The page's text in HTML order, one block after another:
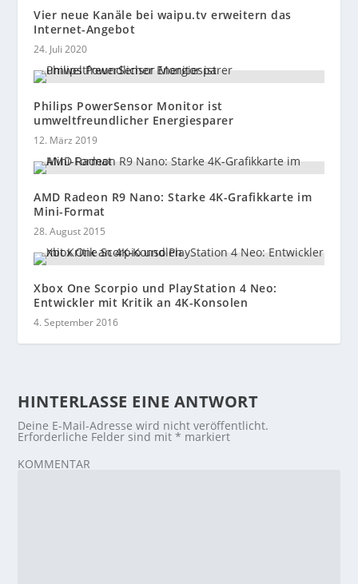
Vier neue Kanäle bei waipu.tv erweitern das
Internet-Angebot
24. Juli 2020
Philips PowerSensor Monitor ist
umweltfreundlicher Energiesparer
12. März 2019
AMD Radeon R9 Nano: Starke 4K-Grafikkarte im
Mini-Format
28. August 2015
Xbox One Scorpio und PlayStation 4 Neo:
Entwickler mit Kritik an 4K-Konsolen
4. September 2016
HINTERLASSE EINE ANTWORT
Deine E-Mail-Adresse wird nicht veröffentlicht.
Erforderliche Felder sind mit* markiert
KOMMENTAR